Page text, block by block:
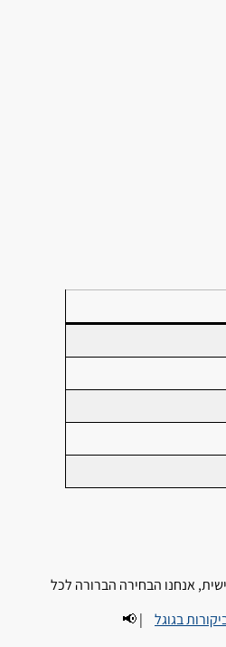
אנחנו הבחירה הברורה לכל
בגוגל | 📢